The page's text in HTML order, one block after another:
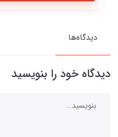
دیدگاه‌ها
دیدگاه خود را بنویسید